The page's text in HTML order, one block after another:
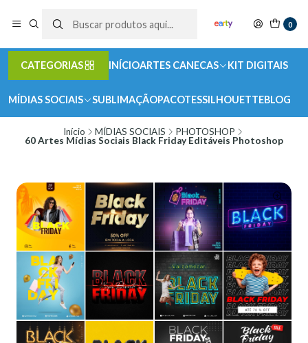
0
CATEGORIAS INÍCIOARTES CANECAS KIT DIGITAIS
MÍDIAS SOCIAIS SUBLIMAÇÃOPACOTESSILHOUETTEBLOG
Início MÍDIAS SOCIAIS
PHOTOSHOP
60 Artes Mídias Sociais Black Friday Editáveis Photoshop